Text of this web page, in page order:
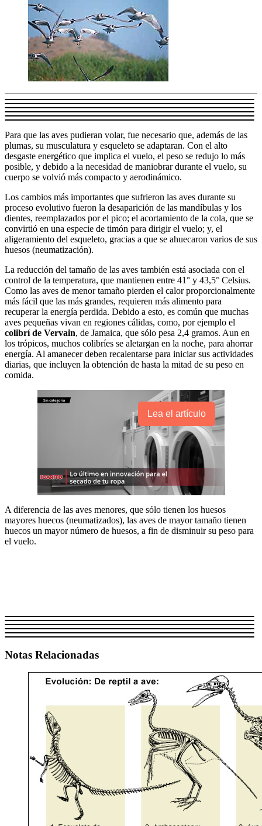
Para que las aves pudieran volar, fue necesario que, además de las
plumas, su musculatura y esqueleto se adaptaran. Con el alto
desgaste energético que implica el vuelo, el peso se redujo lo más
posible, y debido a la necesidad de maniobrar durante el vuelo, su
cuerpo se volvió más compacto y aerodinámico.
Los cambios más importantes que sufrieron las aves durante su
proceso evolutivo fueron la desaparición de las mandíbulas y los
dientes, reemplazados por el pico; el acortamiento de la cola, que se
convirtió en una especie de timón para dirigir el vuelo; y, el
aligeramiento del esqueleto, gracias a que se ahuecaron varios de sus
huesos (neumatización).
La reducción del tamaño de las aves también está asociada con el
control de la temperatura, que mantienen entre 41° y 43,5° Celsius.
Como las aves de menor tamaño pierden el calor proporcionalmente
más fácil que las más grandes, requieren más alimento para
recuperar la energía perdida. Debido a esto, es común que muchas
aves pequeñas vivan en regiones cálidas, como, por ejemplo el
colibrí de Vervain, de Jamaica, que sólo pesa 2,4 gramos. Aun en
los trópicos, muchos colibríes se aletargan en la noche, para ahorrar
energía. Al amanecer deben recalentarse para iniciar sus actividades
diarias, que incluyen la obtención de hasta la mitad de su peso en
comida.
Lea el artículo
A diferencia de las aves menores, que sólo tienen los huesos
mayores huecos (neumatizados), las aves de mayor tamaño tienen
huecos un mayor número de huesos, a fin de disminuir su peso para
el vuelo.
Notas Relacionadas